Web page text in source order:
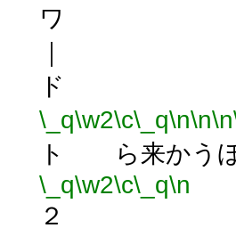
ワ
ド
\_q\w2\c\_q\n\n\n
ト ら来かう
\_q\w2\c\_q\n
２